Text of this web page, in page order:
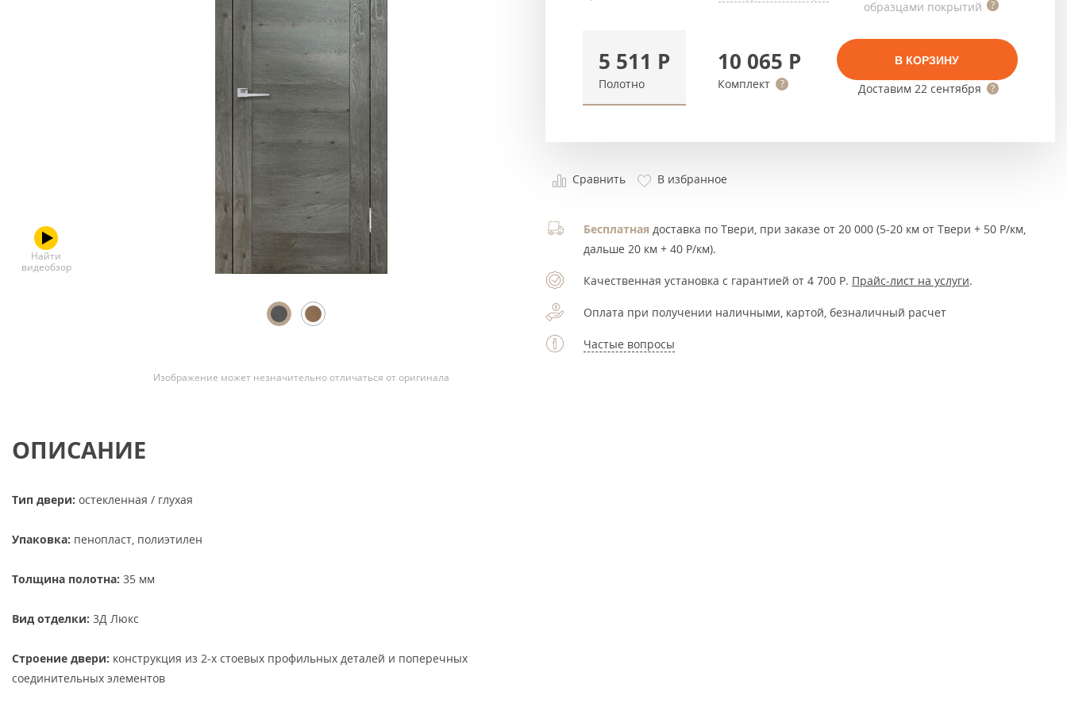
Темный
Найти
видеобзор
Изображение может незначительно отличаться от оригинала
ОПИСАНИЕ
Тип двери: остекленная / глухая
Упаковка: пенопласт, полиэтилен
Толщина полотна: 35 мм
Вид отделки: 3Д Люкс
Строение двери: конструкция из 2-х стоевых профильных деталей и поперечных
соединительных элементов
образцами покрытий
5 511 Р
Полотно
10 065 Р
Комплект
В КОРЗИНУ
Доставим 22 сентября
Сравнить В избранное
Бесплатная доставка по Твери, при заказе от 20 000 (5-20 км от Твери + 50 Р/км,
дальше 20 км + 40 Р/км).
Качественная установка с гарантией от 4 700 Р. Прайс-лист на услуги.
Оплата при получении наличными, картой, безналичный расчет
Частые вопросы